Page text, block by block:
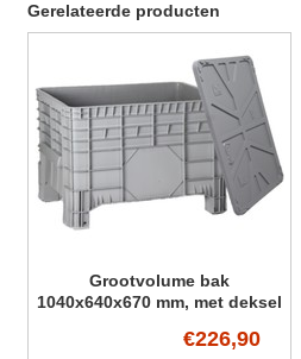
Gerelateerde producten
Grootvolume bak
1040x640x670 mm, met deksel
€226,90